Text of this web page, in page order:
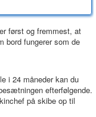
først og fremmest, at
bord fungerer som de
i 24 måneder kan du
efterfølgende.
på skibe op til